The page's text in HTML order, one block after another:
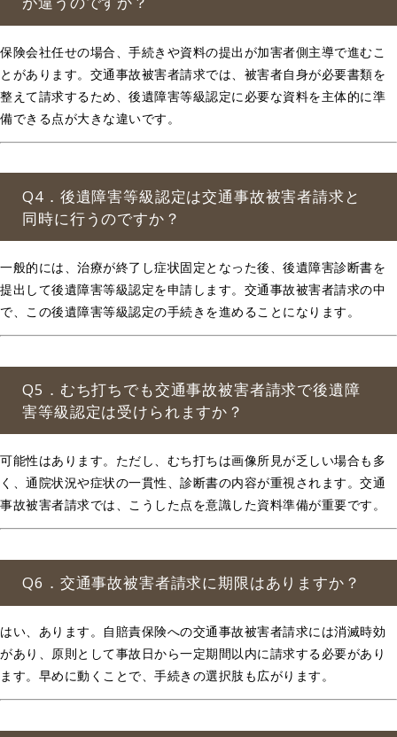
保険会社任せの場合、手続きや資料の提出が加害者側主導で進むこ
とがあります。交通事故被害者請求では、被害者自身が必要書類を
整えて請求するため、後遺障害等級認定に必要な資料を主体的に準
備できる点が大きな違いです。
Q4．後遺障害等級認定は交通事故被害者請求と
同時に行うのですか？
一般的には、治療が終了し症状固定となった後、後遺障害診断書を
提出して後遺障害等級認定を申請します。交通事故被害者請求の中
で、この後遺障害等級認定の手続きを進めることになります。
Q5．むち打ちでも交通事故被害者請求で後遺障
害等級認定は受けられますか？
可能性はあります。ただし、むち打ちは画像所見が乏しい場合も多
く、通院状況や症状の一貫性、診断書の内容が重視されます。交通
事故被害者請求では、こうした点を意識した資料準備が重要です。
Q6．交通事故被害者請求に期限はありますか？
はい、あります。自賠責保険への交通事故被害者請求には消滅時効
があり、原則として事故日から一定期間以内に請求する必要があり
ます。早めに動くことで、手続きの選択肢も広がります。